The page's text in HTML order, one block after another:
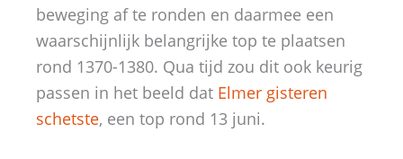
beweging af te ronden en daarmee een
waarschijnlijk belangrijke top te plaatsen
rond 1370-1380. Qua tijd zou dit ook keurig
passen in het beeld dat Elmer gisteren
schetste, een top rond 13 juni.